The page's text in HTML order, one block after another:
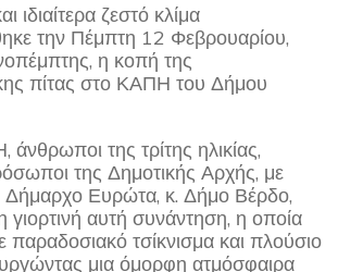
ιδιαίτερα ζεστό κλίμα
την Πέμπτη 12 Φεβρουαρίου,
η κοπή της
πίτας στο ΚΑΠΗ του Δήμου
της τρίτης ηλικίας,
της Δημοτικής Αρχής, με
Δήμαρχο Ευρώτα, κ. Δήμο Βέρδο,
γιορτινή αυτή συνάντηση, η οποία
τσίκνισμα και πλούσιο
μια όμορφη ατμόσφαιρα